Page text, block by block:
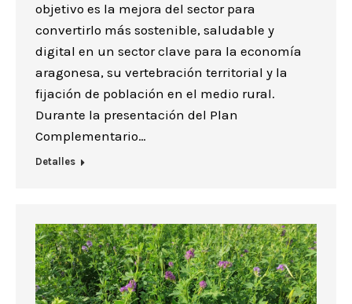
objetivo es la mejora del sector para
convertirlo más sostenible, saludable y
digital en un sector clave para la economía
aragonesa, su vertebración territorial y la
fijación de población en el medio rural.
Durante la presentación del Plan
Complementario…
Detalles